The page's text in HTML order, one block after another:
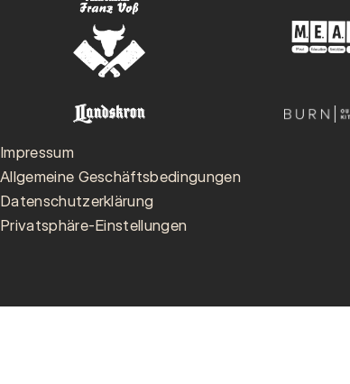
Impressum
Allgemeine Geschäftsbedingungen
Datenschutzerklärung
Privatsphäre-Einstellungen